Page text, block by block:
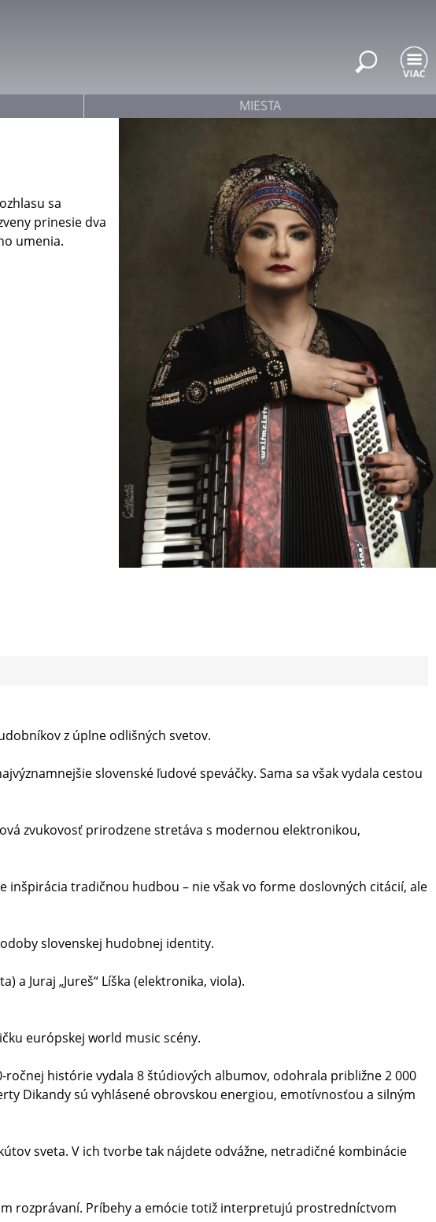
sa
prinesie dva
umenia.
z úplne odlišných svetov.
slovenské ľudové speváčky. Sama sa však vydala cestou
zvukovosť prirodzene stretáva s modernou elektronikou,
tradičnou hudbou – nie však vo forme doslovných citácií, ale
slovenskej hudobnej identity.
Juraj „Jureš“ Líška (elektronika, viola).
európskej world music scény.
histórie vydala 8 štúdiových albumov, odohrala približne 2 000
Dikandy sú vyhlásené obrovskou energiou, emotívnosťou a silným
sveta. V ich tvorbe tak nájdete odvážne, netradičné kombinácie
rozprávaní. Príbehy a emócie totiž interpretujú prostredníctvom
MIESTA